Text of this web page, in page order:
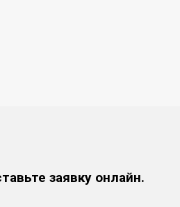
заявку онлайн.